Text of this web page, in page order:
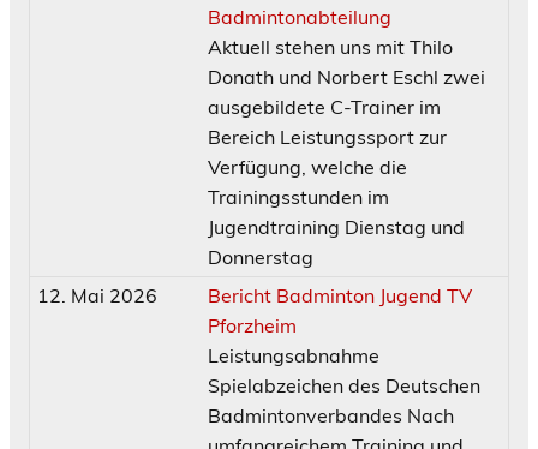
Badmintonabteilung
Aktuell stehen uns mit Thilo
Donath und Norbert Eschl zwei
ausgebildete C-Trainer im
Bereich Leistungssport zur
Verfügung, welche die
Trainingsstunden im
Jugendtraining Dienstag und
Donnerstag
12. Mai 2026
Bericht Badminton Jugend TV
Pforzheim
Leistungsabnahme
Spielabzeichen des Deutschen
Badmintonverbandes Nach